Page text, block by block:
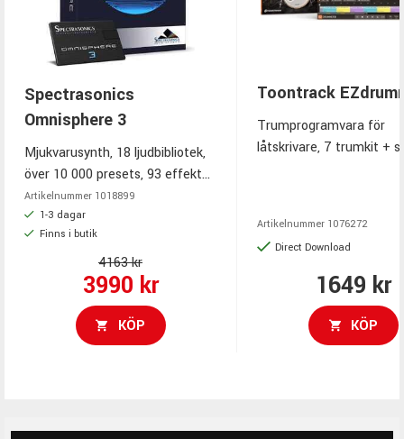
Spectrasonics
Omnisphere 3
Mjukvarusynth, 18 ljudbibliotek,
över 10 000 presets, 93 effekter,
MPE-stöd, Quadzone-
modulation. Alltid senaste
Versionen!!!
Artikelnummer 1018899
1-3 dagar
Finns i butik
4163 kr
3990 kr
KÖP
Toontrack
Trumprogramvara för
låtskrivare, 7 trumkit +
Bandmate och Tap2Find
Artikelnummer 1076272
Direct Download
1649 kr
KÖP